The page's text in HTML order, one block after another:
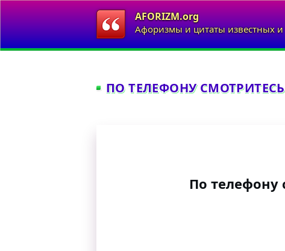
AFORIZM.org
Афоризмы и цитаты известных
ПО ТЕЛЕФОНУ
По телефону